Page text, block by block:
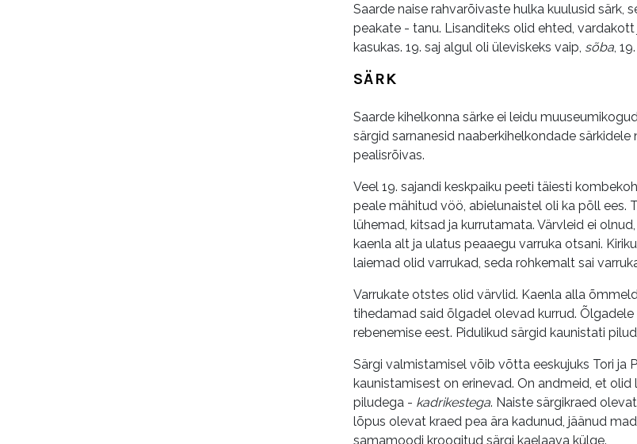
Saarde naise rahvarõivaste hulka kuulusid särk,
peakate - tanu. Lisanditeks olid ehted,
kasukas. 19. saj algul oli üleviskeks vaip, sõba,
SÄRK
Saarde kihelkonna särke ei leidu
särgid sarnanesid naaberkihelkondade
pealisrõivas.
Veel 19. sajandi keskpaiku peeti täiesti
peale mähitud vöö, abielunaistel oli ka põll ees.
lühemad, kitsad ja kurrutamata. Värvleid ei
kaenla alt ja ulatus peaaegu varruka otsani.
laiemad olid varrukad, seda rohkemalt sai
Varrukate otstes olid värvlid. Kaenla alla
tihedamad said õlgadel olevad kurrud.
rebenemise eest. Pidulikud särgid kaunistati
Särgi valmistamisel võib võtta eeskujuks Tori ja
kaunistamisest on erinevad. On andmeid, et
piludega - kadrikestega. Naiste särgikraed
lõpus olevat kraed pea ära kadunud, jäänud
samamoodi kroogitud särgi kaelaava külge.